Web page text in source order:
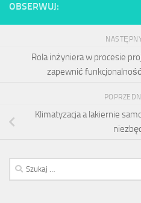
OBSERWUJ:
Rola inżyniera w procesie
zapewnić
Klimatyzacja a lakiernie
Szukaj: